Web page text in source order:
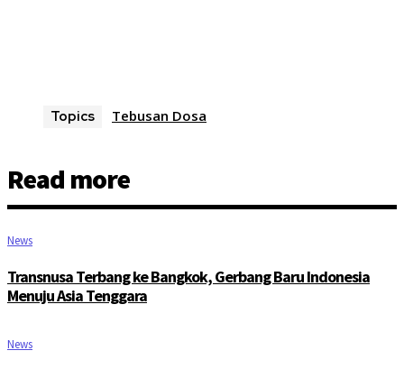
Topics Tebusan Dosa
Read more
News
Transnusa Terbang ke Bangkok, Gerbang Baru Indonesia
Menuju Asia Tenggara
News